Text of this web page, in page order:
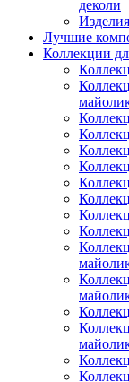
деколи
Лучшие
Коллекции